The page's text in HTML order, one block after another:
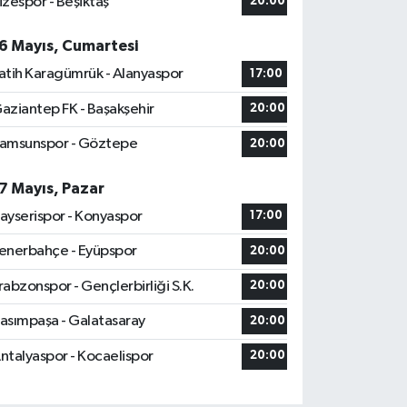
Mayıs, Cumartesi
Karagümrük - Alanyaspor
17:00
FK - Başakşehir 20:00
- Göztepe 20:00
Mayıs, Pazar
- Konyaspor
17:00
- Eyüpspor 20:00
- Gençlerbirliği S.K. 20:00
- Galatasaray 20:00
- Kocaelispor 20:00